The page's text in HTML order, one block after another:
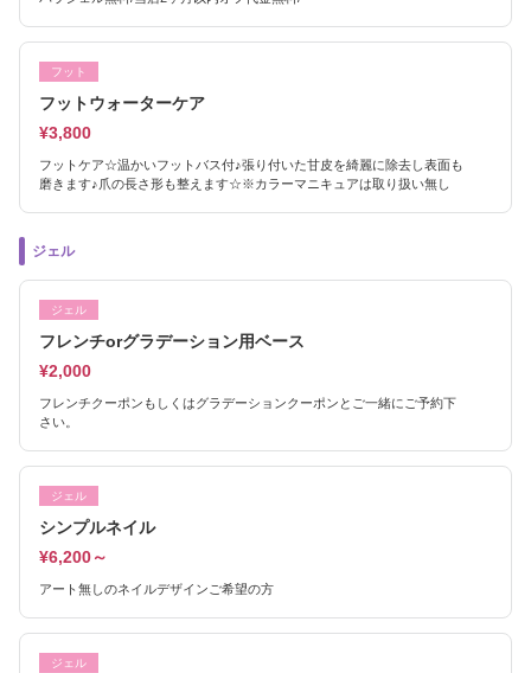
フット
フットウォーターケア
¥3,800
フットケア☆温かいフットバス付♪張り付いた甘皮を綺麗に除去し表面も
磨きます♪爪の長さ形も整えます☆※カラーマニキュアは取り扱い無し
ジェル
ジェル
フレンチorグラデーション用ベース
¥2,000
フレンチクーポンもしくはグラデーションクーポンとご一緒にご予約下
さい。
ジェル
シンプルネイル
¥6,200～
アート無しのネイルデザインご希望の方
ジェル